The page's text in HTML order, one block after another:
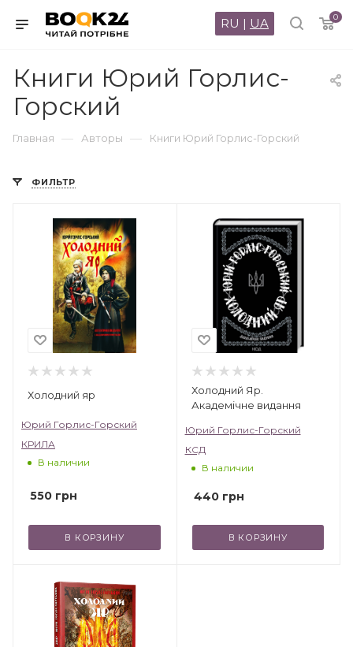
0
RU | UA
Книги Юрий Горлис-
Горский
Главная — Авторы — Книги Юрий Горлис-Горский
ФИЛЬТР
Холодний яр
Юрий Горлис-Горский
КРИЛА
В наличии
550 грн
В КОРЗИНУ
Холодний Яр.
Академічне видання
Юрий Горлис-Горский
КСД
В наличии
440грн
В КОРЗИНУ